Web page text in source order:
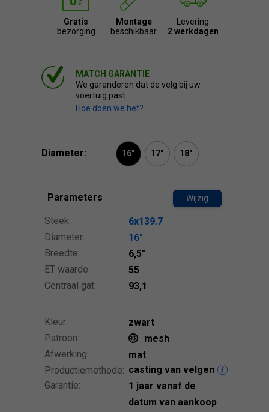
Gratis
bezorging
Montage
beschikbaar
Levering
2 werkdagen
MATCH GARANTIE
We garanderen dat de velg bij uw
voertuig past.
Hoe doen we het?
Diameter: 16" 17" 18"
Parameters Wijzig
Steek:
6x139.7
Diameter:
16″
Breedte:
6,5″
ET waarde:
55
Centraal gat:
93,1
Kleur:
zwart
Patroon:
mesh
Afwerking:
mat
Productiemethode: casting van velgen
Garantie:
1 jaar vanaf de
datum van aankoop